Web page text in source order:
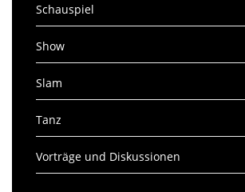
Schauspiel
Show
Slam
Tanz
Vorträge und Diskussionen